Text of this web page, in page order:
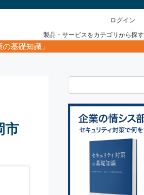
ログイン
製品・サービスをカテゴリから探す
基礎知識」
市